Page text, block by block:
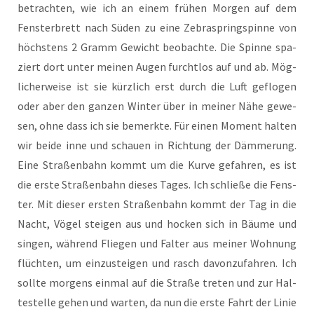
betrach­ten, wie ich an einem frü­hen Mor­gen auf dem
Fens­ter­brett nach Süden zu eine Zebra­spring­spin­ne von
höchs­tens 2 Gramm Gewicht beob­ach­te. Die Spin­ne spa­
ziert dort unter mei­nen Augen furcht­los auf und ab. Mög­
li­cher­wei­se ist sie kürz­lich erst durch die Luft geflo­gen
oder aber den gan­zen Win­ter über in mei­ner Nähe gewe­
sen, ohne dass ich sie bemerk­te. Für einen Moment hal­ten
wir bei­de inne und schau­en in Rich­tung der Däm­me­rung.
Eine Stra­ßen­bahn kommt um die Kur­ve gefah­ren, es ist
die ers­te Stra­ßen­bahn die­ses Tages. Ich schlie­ße die Fens­
ter. Mit die­ser ers­ten Stra­ßen­bahn kommt der Tag in die
Nacht, Vögel stei­gen aus und hocken sich in Bäu­me und
sin­gen, wäh­rend Flie­gen und Fal­ter aus mei­ner Woh­nung
flüch­ten, um ein­zu­stei­gen und rasch davon­zu­fah­ren. Ich
soll­te mor­gens ein­mal auf die Stra­ße tre­ten und zur Hal­
te­stel­le gehen und war­ten, da nun die ers­te Fahrt der Linie